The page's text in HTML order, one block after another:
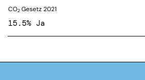
CO2 Gesetz 2021
15.5% Ja